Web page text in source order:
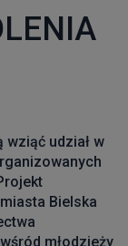
wziąć udział w
Bielska
młodzieży